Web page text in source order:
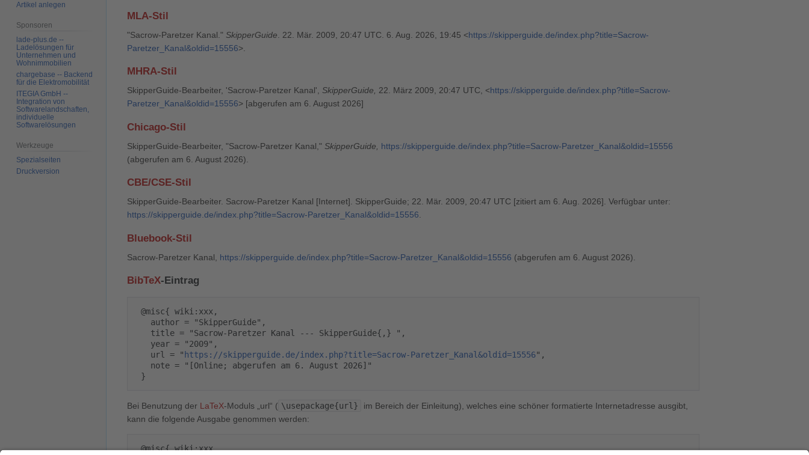
MLA-Stil
"Sacrow-Paretzer Kanal." SkipperGuide . 22. Mär. 2009, 20:47 UTC. 6. Aug. 2026, 19:45 <https://skipperguide.de/index.php?title=Sacrow-
Paretzer_Kanal&oldid=15556>.
MHRA-Stil
SkipperGuide-Bearbeiter, 'Sacrow-Paretzer Kanal', SkipperGuide, 22. März 2009, 20:47 UTC, <https://skipperguide.de/index.php?title=Sacrow-
Paretzer_Kanal&oldid=15556> [abgerufen am 6. August 2026]
Chicago-Stil
SkipperGuide-Bearbeiter, "Sacrow-Paretzer Kanal," SkipperGuide,
https://skipperguide.de/index.php?title=Sacrow-Paretzer_Kanal&oldid=15556
(abgerufen am 6. August 2026).
CBE/CSE-Stil
SkipperGuide-Bearbeiter. Sacrow-Paretzer Kanal [Internet]. SkipperGuide; 22. Mär. 2009, 20:47 UTC [zitiert am 6. Aug. 2026]. Verfügbar unter:
https://skipperguide.de/index.php?title=Sacrow-Paretzer_Kanal&oldid=15556
Bluebook-Stil
Sacrow-Paretzer Kanal, https://skipperguide.de/index.php?title=Sacrow-Paretzer_Kanal&oldid=15556 (abgerufen am 6. August 2026).
BibTeX-Eintrag
   url = "
https://skipperguide.de/index.php?title=Sacrow-Paretzer_Kanal&oldid=15556",
Bei Benutzung der LaTeX-Moduls „url“ ( \usepackage{url}
im Bereich der Einleitung), welches eine schöner formatierte Internetadresse ausgibt,
kann die folgende Ausgabe genommen werden:
@misc{ wiki:xxx,
Artikel anlegen
Sponsoren
lade-plus.de --
Ladelösungen für
Unternehmen und
Wohnimmobilien
chargebase -- Backend
für die Elektromobilität
ITEGIA GmbH --
Integration von
Softwarelandschaften,
individuelle
Softwarelösungen
Werkzeuge
Spezialseiten
Druckversion